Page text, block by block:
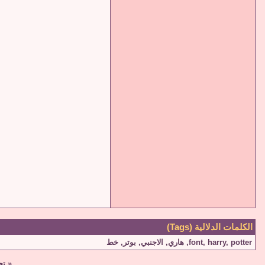
الكلمات الدلالية (Tags)
font, harry, potter
, هاري, الاجنبي, بوتر , خط